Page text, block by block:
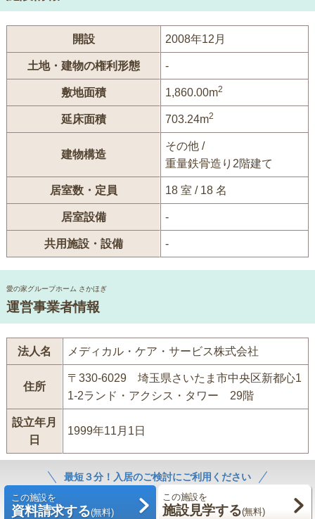
開設 2008年12月
土地・建物の権利形態 -
敷地面積 1,860.00m2
延床面積 703.24m2
建物構造
その他 /
重量鉄骨造り2階建て
居室数・定員 18 室 / 18 名
居室設備 -
共用施設・設備 -
愛の家グループホーム さかほぎ
運営事業者情報
法人名 メディカル・ケア・サービス株式会社
住所
〒330-6029 埼玉県さいたま市中央区新都心1
1-2ランド・アクシス・タワー 29階
設立年月
日
1999年11月1日
最短３分！入居のご検討にご利用ください
この施設を
資料請求する(無料)
この施設を
施設見学する(無料)